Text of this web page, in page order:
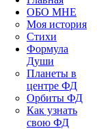
ОБО МНЕ
Моя история
Стихи
Формула
Души
Планеты в
центре ФД
Орбиты ФД
Как узнать
свою ФД